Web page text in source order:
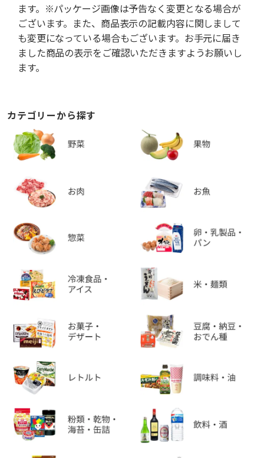
ます。※パッケージ画像は予告なく変更となる場合が
ございます。また、商品表示の記載内容に関しまして
も変更になっている場合もございます。お手元に届き
ました商品の表示をご確認いただきますようお願いし
ます。
カテゴリーから探す